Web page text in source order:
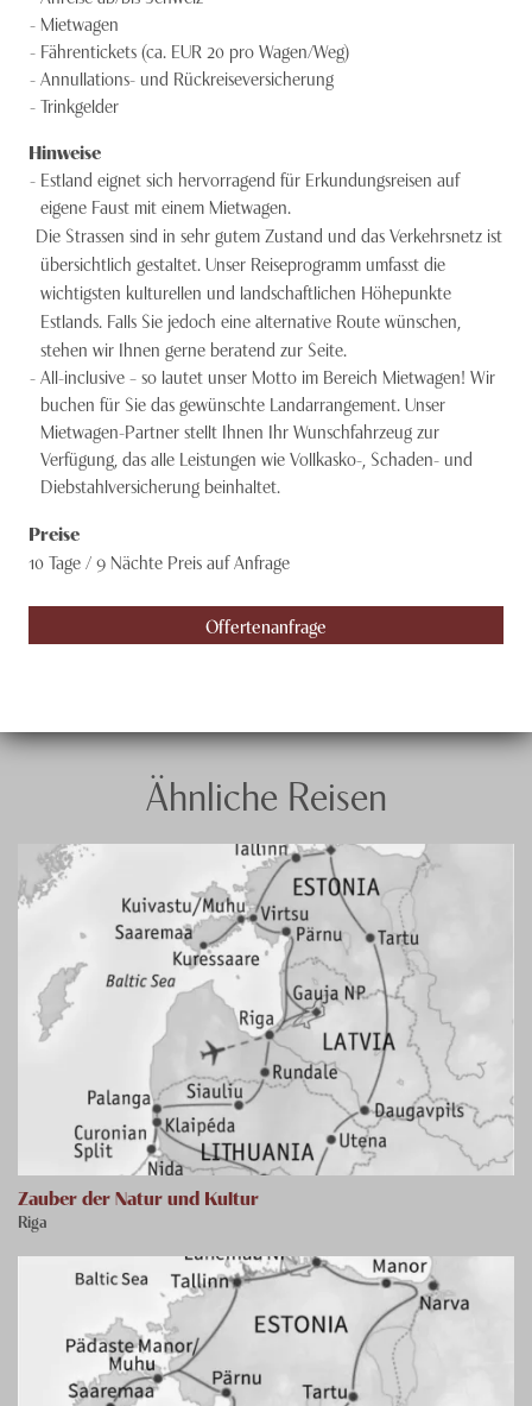
Mietwagen
Fährentickets (ca. EUR 20 pro Wagen/Weg)
Annullations- und Rückreiseversicherung
Trinkgelder
Hinweise
Estland eignet sich hervorragend für Erkundungsreisen auf
eigene Faust mit einem Mietwagen.
Die Strassen sind in sehr gutem Zustand und das Verkehrsnetz ist
übersichtlich gestaltet. Unser Reiseprogramm umfasst die
wichtigsten kulturellen und landschaftlichen Höhepunkte
Estlands. Falls Sie jedoch eine alternative Route wünschen,
stehen wir Ihnen gerne beratend zur Seite.
All-inclusive – so lautet unser Motto im Bereich Mietwagen! Wir
buchen für Sie das gewünschte Landarrangement. Unser
Mietwagen-Partner stellt Ihnen Ihr Wunschfahrzeug zur
Verfügung, das alle Leistungen wie Vollkasko-, Schaden- und
Diebstahlversicherung beinhaltet.
Preise
10 Tage / 9 Nächte Preis auf Anfrage
Offertenanfrage
Ähnliche Reisen
Zauber der Natur und Kultur
Riga